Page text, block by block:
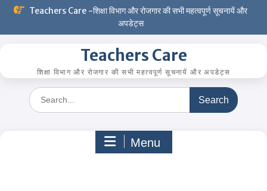
Skip
Teachers Care -शिक्षा विभाग और रोजगार की सभी महत्वपूर्ण सूचनायें और
अपडेट्स
Teachers Care
शिक्षा विभाग और रोजगार की सभी महत्वपूर्ण सूचनायें और अपडेट्स
Search
for:
Menu